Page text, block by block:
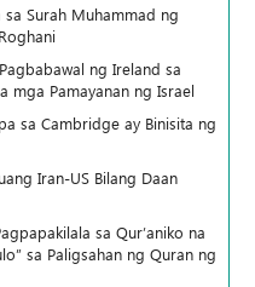
Surah Muhammad ng
ng Ireland sa
mga Pamayanan ng Israel
sa Cambridge ay Binisita ng
Iran-US Bilang Daan
sa Qur’aniko na
sa Paligsahan ng Quran ng